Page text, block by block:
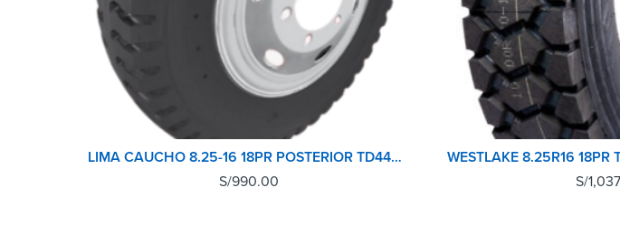
LIMA CAUCHO 8.25-16 18PR POSTERIOR TD440 TT
S/990.00
S/